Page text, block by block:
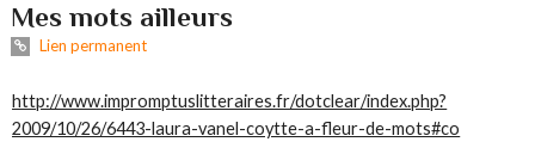
Mes mots ailleurs
Lien permanent
http://www.impromptuslitteraires.fr/dotclear/index.php?
2009/10/26/6443-laura-vanel-coytte-a-fleur-de-mots#co